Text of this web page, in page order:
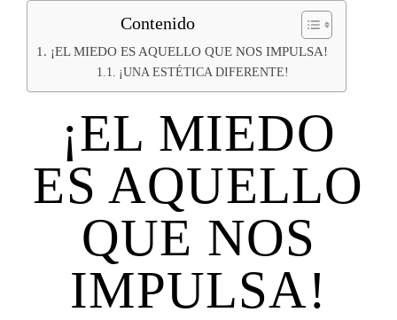
Contenido
¡EL MIEDO ES AQUELLO QUE NOS IMPULSA!
¡UNA ESTÉTICA DIFERENTE!
¡EL MIEDO
ES AQUELLO
QUE NOS
IMPULSA!